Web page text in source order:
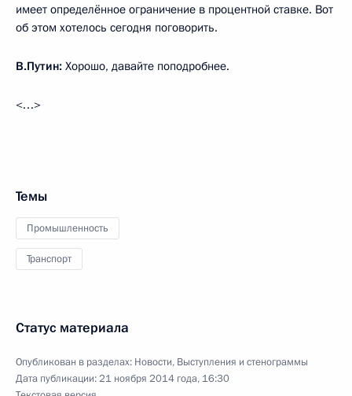
имеет определённое ограничение в процентной ставке. Вот
об этом хотелось сегодня поговорить.
В.Путин: Хорошо, давайте поподробнее.
<…>
Темы
Промышленность
Транспорт
Статус материала
Опубликован в разделах: Новости, Выступления и стенограммы
Дата публикации:21 ноября 2014 года, 16:30